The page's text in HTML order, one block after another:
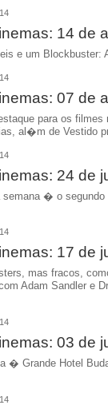
14 de
e um Blockbuster:
07 de
para os
al�m de Vestido
24 de
semana � o
17 de
mas fracos,
Adam Sandler e
03 de
� Grande Hotel